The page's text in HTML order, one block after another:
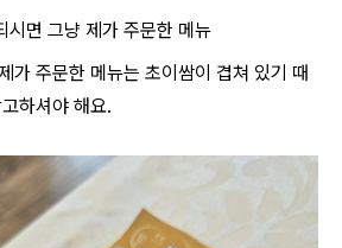
시면 그냥 제가 주문한 메뉴
가 주문한 메뉴는 초이쌈이 겹쳐 있기 때
하셔야 해요.